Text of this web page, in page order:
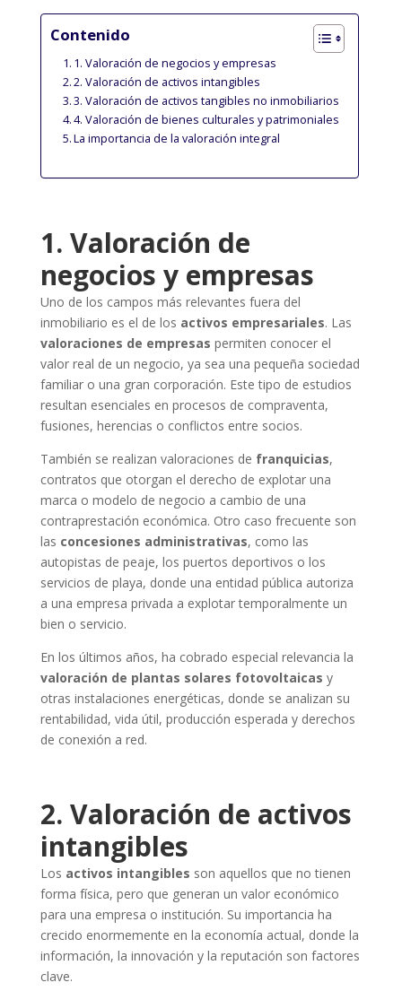
Contenido
1. Valoración de negocios y empresas
2. Valoración de activos intangibles
3. Valoración de activos tangibles no inmobiliarios
4. Valoración de bienes culturales y patrimoniales
La importancia de la valoración integral
1. Valoración de
negocios y empresas
Uno de los campos más relevantes fuera del
inmobiliario es el de los activos empresariales. Las
valoraciones de empresas permiten conocer el
valor real de un negocio, ya sea una pequeña sociedad
familiar o una gran corporación. Este tipo de estudios
resultan esenciales en procesos de compraventa,
fusiones, herencias o conflictos entre socios.
También se realizan valoraciones de franquicias,
contratos que otorgan el derecho de explotar una
marca o modelo de negocio a cambio de una
contraprestación económica. Otro caso frecuente son
las concesiones administrativas, como las
autopistas de peaje, los puertos deportivos o los
servicios de playa, donde una entidad pública autoriza
a una empresa privada a explotar temporalmente un
bien o servicio.
En los últimos años, ha cobrado especial relevancia la
valoración de plantas solares fotovoltaicas y
otras instalaciones energéticas, donde se analizan su
rentabilidad, vida útil, producción esperada y derechos
de conexión a red.
2. Valoración de activos
intangibles
Los activos intangibles son aquellos que no tienen
forma física, pero que generan un valor económico
para una empresa o institución. Su importancia ha
crecido enormemente en la economía actual, donde la
información, la innovación y la reputación son factores
clave.